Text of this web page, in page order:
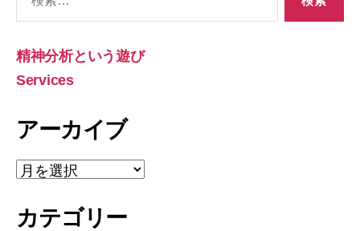
象:
精神分析という遊び
Services
アーカイブ
ア
ー
イ
カテゴリー